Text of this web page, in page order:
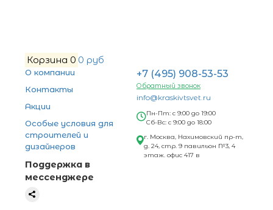
Корзина 0 0 руб
О компании
Контакты
Акции
Особые условия для
строителей и
дизайнеров
Поддержка в
мессенджере
+7 (495) 908-53-53
Обратный звонок
info@kraskivtsvet.ru
Пн-Пт: с 9:00 до 19:00
Сб-Вс: с 9:00 до 18:00
г. Москва, Нахимовский пр-т,
д. 24, стр. 9 павильон №3, 4
этаж. офис 417 в